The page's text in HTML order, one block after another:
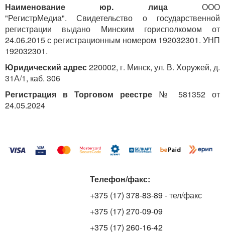
Наименование юр. лицаООО
"РегистрМедиа". Свидетельство о государственной
регистрации выдано Минским горисполкомом от
24.06.2015 с регистрационным номером 192032301. УНП
192032301.
Юридический адрес220002, г. Минск, ул. В. Хоружей, д.
31А/1, каб. 306
Регистрация в Торговом реестре № 581352 от
24.05.2024
Телефон/факс:
+375 (17) 378-83-89 - тел/факс
+375 (17) 270-09-09
+375 (17) 260-16-42